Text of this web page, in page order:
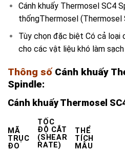
Cánh khuấy Thermosel SC4
thốngThermosel (Thermosel
Tùy chọn đặc biệt Có cả loại
cho các vật liệu khó làm sạch
Thông số Cánh khuấy
Spindle:
Cánh khuấy Thermosel
MÃ
TRỤC
ĐO
TỐC
ĐỘ CẮT
(SHEAR
RATE)
THỂ
TÍCH
MẪU